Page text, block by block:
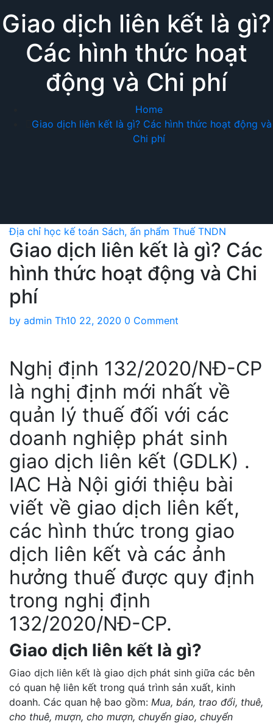
Giao dịch liên kết là gì?
Các hình thức hoạt
động và Chi phí
Home
Giao dịch liên kết là gì? Các hình thức hoạt động và
Chi phí
Địa chỉ học kế toán Sách, ấn phẩm Thuế TNDN
Giao dịch liên kết là gì? Các
hình thức hoạt động và Chi
phí
by admin Th10 22, 2020 0 Comment
Nghị định 132/2020/NĐ-CP
là nghị định mới nhất về
quản lý thuế đối với các
doanh nghiệp phát sinh
giao dịch liên kết (GDLK) .
IAC Hà Nội giới thiệu bài
viết về giao dịch liên kết,
các hình thức trong giao
dịch liên kết và các ảnh
hưởng thuế được quy định
trong nghị định
132/2020/NĐ-CP.
Giao dịch liên kết là gì?
Giao dịch liên kết là giao dịch phát sinh giữa các bên
có quan hệ liên kết trong quá trình sản xuất, kinh
doanh. Các quan hệ bao gồm: Mua, bán, trao đổi, thuê,
cho thuê, mượn, cho mượn, chuyển giao, chuyển